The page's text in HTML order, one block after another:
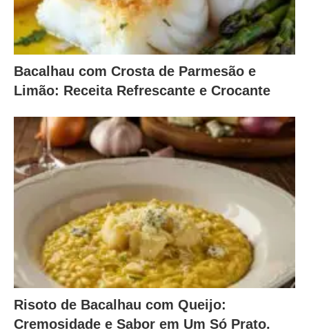
Bacalhau com Crosta de Parmesão e
Limão: Receita Refrescante e Crocante
Risoto de Bacalhau com Queijo:
Cremosidade e Sabor em Um Só Prato.